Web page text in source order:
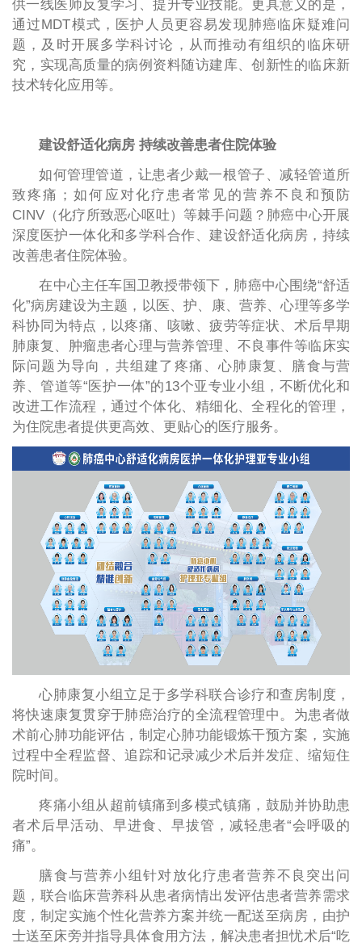
供一线医师反复学习、提升专业技能。更具意义的是，
通过MDT模式，医护人员更容易发现肺癌临床疑难问
题，及时开展多学科讨论，从而推动有组织的临床研
究，实现高质量的病例资料随访建库、创新性的临床新
技术转化应用等。
建设舒适化病房 持续改善患者住院体验
如何管理管道，让患者少戴一根管子、减轻管道所
致疼痛；如何应对化疗患者常见的营养不良和预防
CINV（化疗所致恶心呕吐）等棘手问题？肺癌中心开展
深度医护一体化和多学科合作、建设舒适化病房，持续
改善患者住院体验。
在中心主任车国卫教授带领下，肺癌中心围绕“舒适
化”病房建设为主题，以医、护、康、营养、心理等多学
科协同为特点，以疼痛、咳嗽、疲劳等症状、术后早期
肺康复、肿瘤患者心理与营养管理、不良事件等临床实
际问题为导向，共组建了疼痛、心肺康复、膳食与营
养、管道等“医护一体”的13个亚专业小组，不断优化和
改进工作流程，通过个体化、精细化、全程化的管理，
为住院患者提供更高效、更贴心的医疗服务。
心肺康复小组立足于多学科联合诊疗和查房制度，
将快速康复贯穿于肺癌治疗的全流程管理中。为患者做
术前心肺功能评估，制定心肺功能锻炼干预方案，实施
过程中全程监督、追踪和记录减少术后并发症、缩短住
院时间。
疼痛小组从超前镇痛到多模式镇痛，鼓励并协助患
者术后早活动、早进食、早拔管，减轻患者“会呼吸的
痛”。
膳食与营养小组针对放化疗患者营养不良突出问
题，联合临床营养科从患者病情出发评估患者营养需求
度，制定实施个性化营养方案并统一配送至病房，由护
士送至床旁并指导具体食用方法，解决患者担忧术后“吃